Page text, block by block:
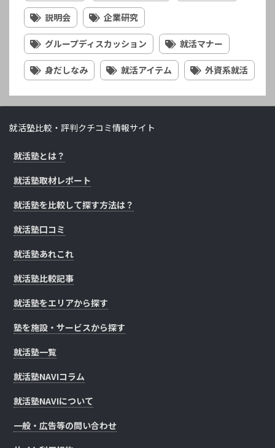
説明会 企業研究
グループディスカッション 就活マナー
身だしなみ 就活アイテム 外資系就活
就活塾比較・評判クチコミ情報サイト
就活塾とは？
就活塾取材レポート
就活塾を比較して探す方法は？
就活塾口コミ
就活塾あれこれ
就活塾比較記事
就活塾をエリアから探す
塾を施設・サービスから探す
就活塾一覧
就活塾NAVIコラム
就活塾NAVIについて
一般・広告等の問い合わせ